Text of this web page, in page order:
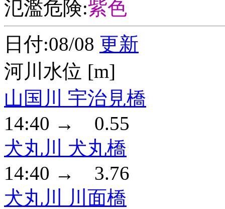
氾濫危険:紫色
日付:08/08 更新
河川水位 [m]
山国川 宇治見橋
14:40 → 0.55
犬丸川 犬丸橋
14:40 → 3.76
犬丸川 川面橋